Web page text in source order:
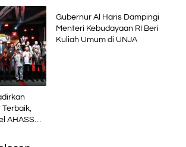
AHASS
Gubernur Al Haris Dampingi
Menteri Kebudayaan RI Beri
Kuliah Umum di UNJA